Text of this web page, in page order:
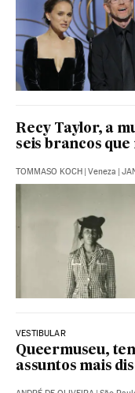
Recy Taylor, a
seis brancos
TOMMASO KOCH | Veneza |
VESTIBULAR
Queermuseu,
assuntos mais